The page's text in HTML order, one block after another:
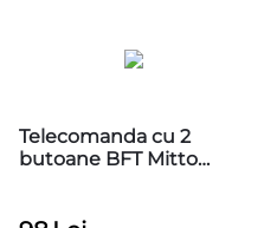
Telecomanda cu 2
butoane BFT Mitto